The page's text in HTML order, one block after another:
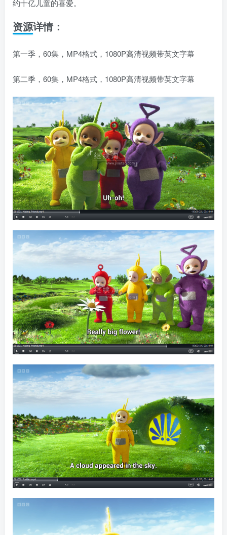
约十亿儿童的喜爱。
资源详情：
第一季，60集，MP4格式，1080P高清视频带英文字幕
第二季，60集，MP4格式，1080P高清视频带英文字幕